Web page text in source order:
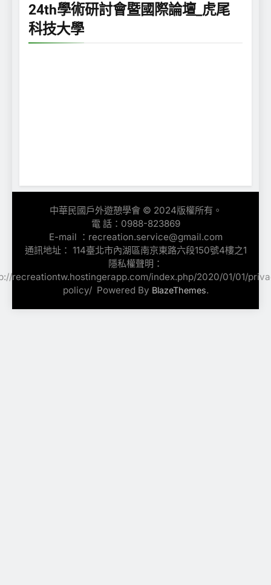
24th學術研討會暨國際論壇_虎尾
科技大學
中華民國戶外遊憩學會 © 2024版權所有。
電 話：0988-823869
E-mail ：recreation.service@gmail.com
通訊地址： 114臺北市內湖區南京東路六段150號4樓之1
隱私權聲明：
recreationtw.hostingerapp.com/index.php/2020/01/01/
policy/ ‎ Powered By BlazeThemes.